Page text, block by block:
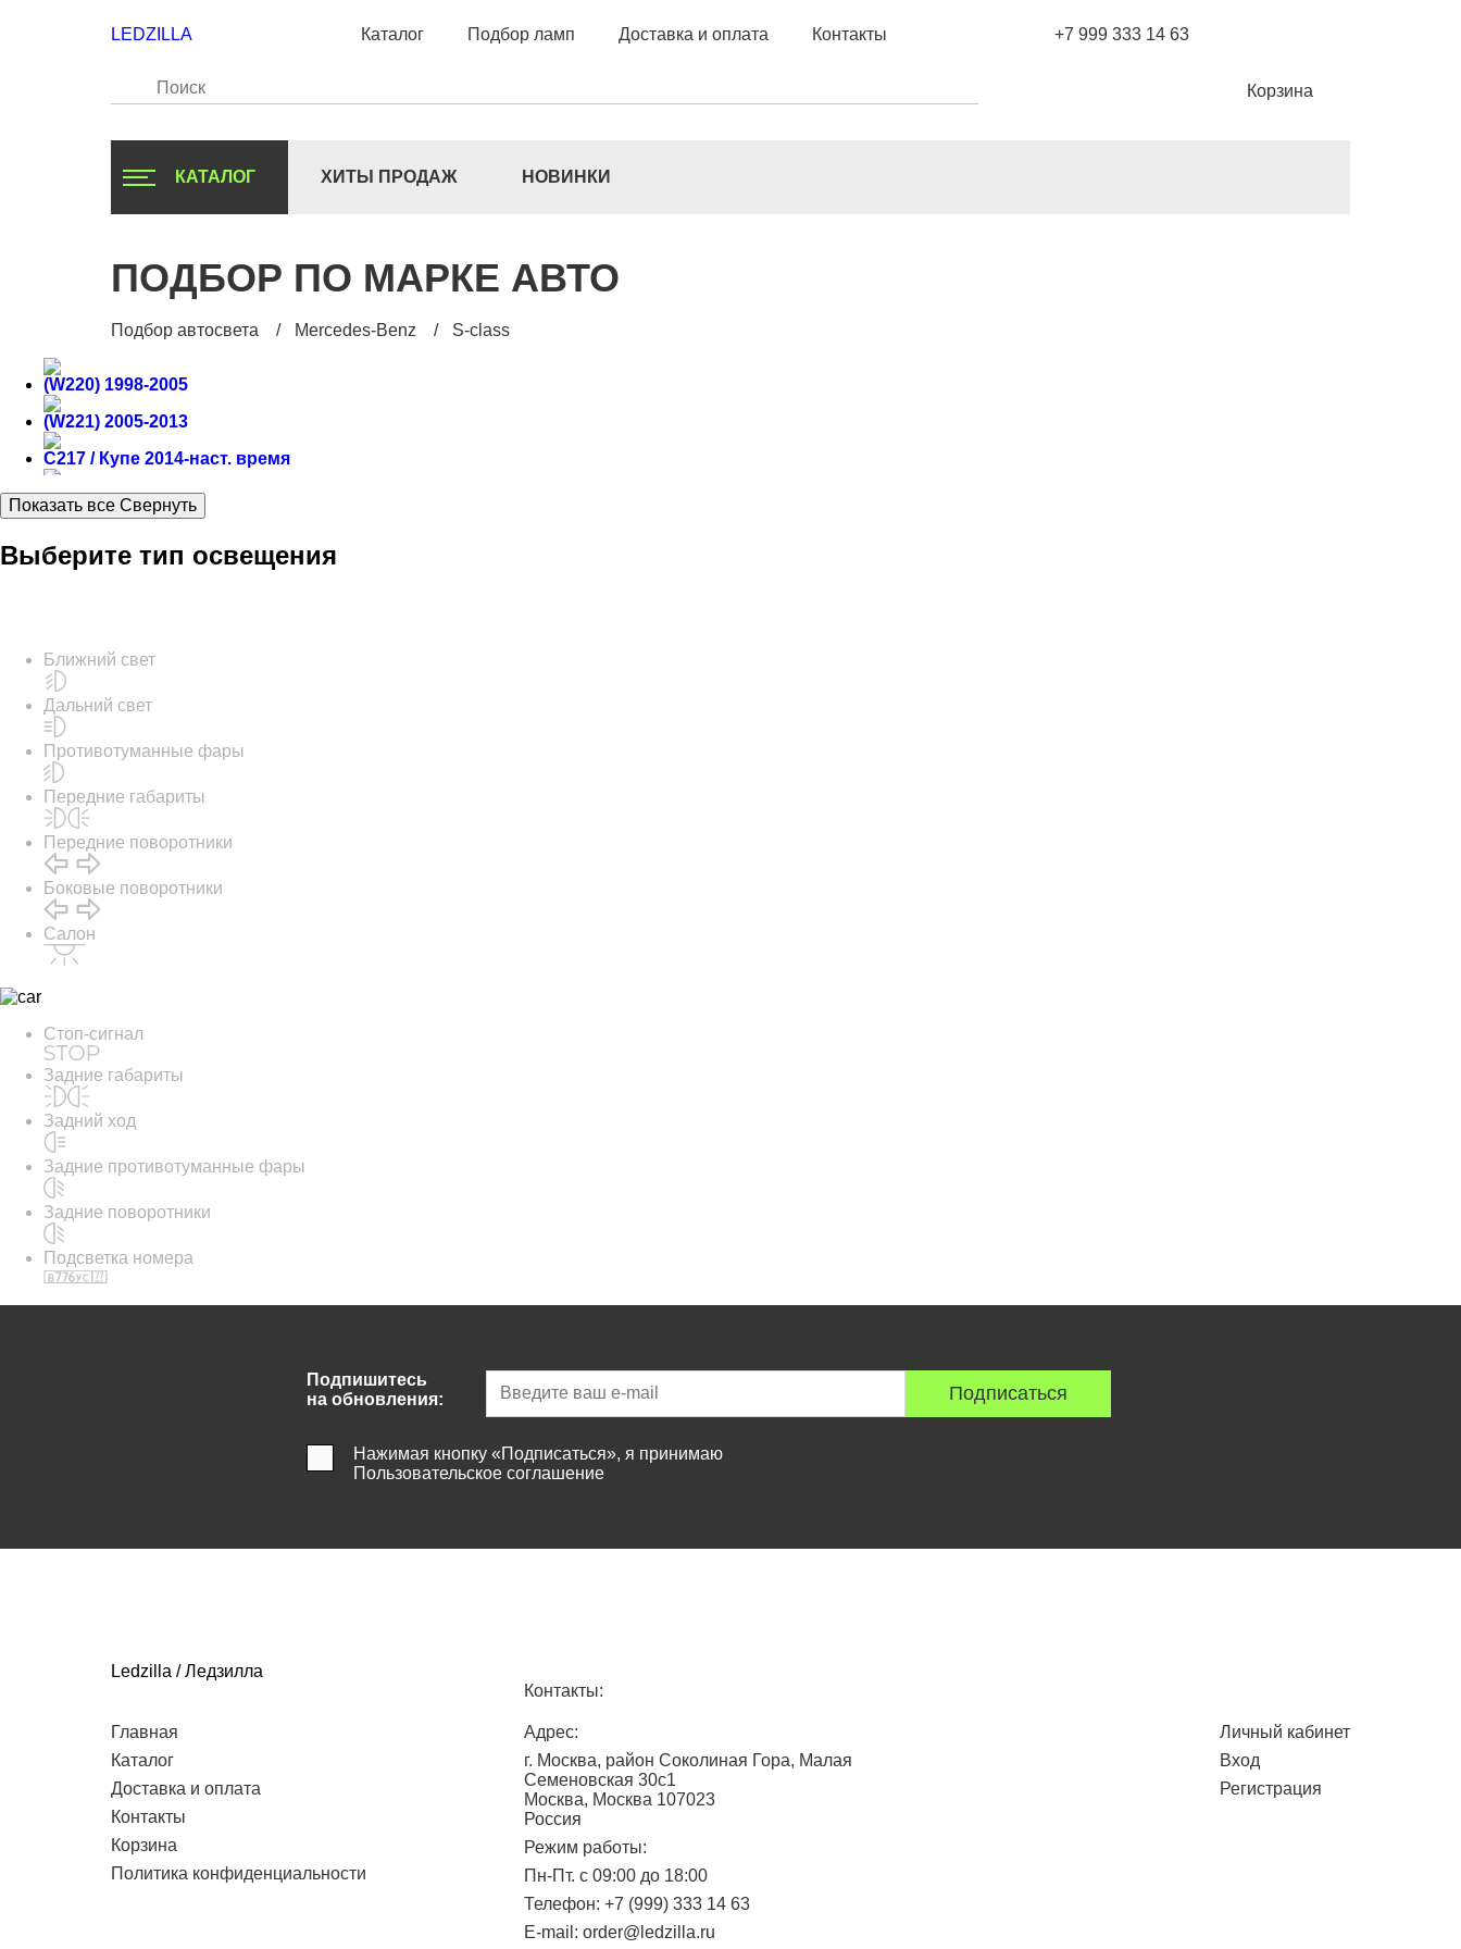
LEDZILLA Каталог Подбор ламп Доставка и оплата Контакты +7 999 333 14 63
Корзина
КАТАЛОГ ХИТЫ ПРОДАЖ НОВИНКИ
ПОДБОР ПО МАРКЕ АВТО
Подбор автосвета Mercedes-Benz S-class
(W220) 1998-2005
(W221) 2005-2013
C217 / Купе 2014-наст. время
W222, V222, X222 / Седан 2013-наст. время
Показать все Свернуть
Выберите тип освещения
Ближний свет
Дальний свет
Противотуманные фары
Передние габариты
Передние поворотники
Боковые поворотники
Салон
Стоп-сигнал
Задние габариты
Задний ход
Задние противотуманные фары
Задние поворотники
Подсветка номера
Подпишитесь
на обновления:
Подписаться
Нажимая кнопку «Подписаться», я принимаю
Пользовательское соглашение
Ledzilla / Ледзилла
Главная
Каталог
Доставка и оплата
Контакты
Корзина
Политика конфиденциальности
Контакты:
Адрес:
г. Москва, район Соколиная Гора, Малая
Семеновская 30с1
Москва, Москва 107023
Россия
Режим работы:
Пн-Пт. c 09:00 до 18:00
Телефон: +7 (999) 333 14 63
E-mail: order@ledzilla.ru
Личный кабинет
Вход
Регистрация